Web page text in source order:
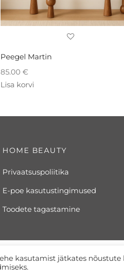
Peegel Martin
85.00€
Lisa korvi
HOME BEAUTY
Privaatsuspoliitika
E-poe kasutustingimused
Toodete tagastamine
kasutamist jätkates nõustute